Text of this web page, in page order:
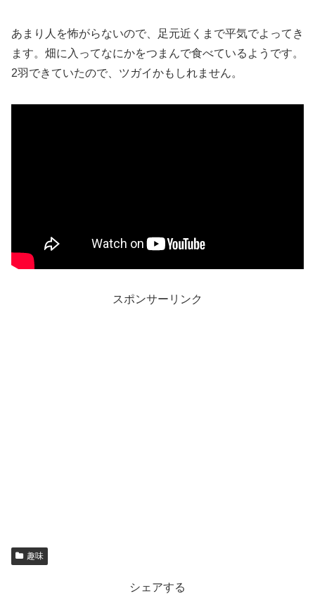
あまり人を怖がらないので、足元近くまで平気でよってき
ます。畑に入ってなにかをつまんで食べているようです。
2羽できていたので、ツガイかもしれません。
スポンサーリンク
趣味
シェアする